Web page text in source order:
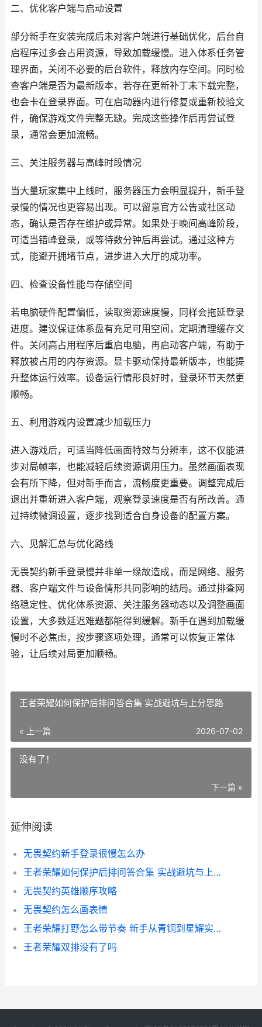
二、优化客户端与启动设置
部分新手在安装完成后未对客户端进行基础优化，后台自
启程序过多会占用资源，导致加载缓慢。进入体系任务管
理界面，关闭不必要的后台软件，释放内存空间。同时检
查客户端是否为最新版本，若存在更新补丁未下载完整，
也会卡在登录界面。可在启动器内进行修复或重新校验文
件，确保游戏文件完整无缺。完成这些操作后再尝试登
录，通常会更加流畅。
三、关注服务器与高峰时段情况
当大量玩家集中上线时，服务器压力会明显提升，新手登
录慢的情况也更容易出现。可以留意官方公告或社区动
态，确认是否存在维护或异常。如果处于晚间高峰阶段，
可适当错峰登录，或等待数分钟后再尝试。通过这种方
式，能避开拥堵节点，进步进入大厅的成功率。
四、检查设备性能与存储空间
若电脑硬件配置偏低，读取资源速度慢，同样会拖延登录
进度。建议保证体系盘有充足可用空间，定期清理缓存文
件。关闭高占用程序后重启电脑，再启动客户端，有助于
释放被占用的内存资源。显卡驱动保持最新版本，也能提
升整体运行效率。设备运行情形良好时，登录环节天然更
顺畅。
五、利用游戏内设置减少加载压力
进入游戏后，可适当降低画面特效与分辨率，这不仅能进
步对局帧率，也能减轻后续资源调用压力。虽然画面表现
会有所下降，但对新手而言，流畅度更重要。调整完成后
退出并重新进入客户端，观察登录速度是否有所改善。通
过持续微调设置，逐步找到适合自身设备的配置方案。
六、见解汇总与优化路线
无畏契约新手登录慢并非单一缘故造成，而是网络、服务
器、客户端文件与设备情形共同影响的结局。通过排查网
络稳定性、优化体系资源、关注服务器动态以及调整画面
设置，大多数延迟难题都能得到缓解。新手在遇到加载缓
慢时不必焦虑，按步骤逐项处理，通常可以恢复正常体
验，让后续对局更加顺畅。
王者荣耀如何保护后排问答合集 实战避坑与上分思路
« 上一篇 2026-07-02
没有了！
下一篇 »
延伸阅读
无畏契约新手登录很慢怎么办
王者荣耀如何保护后排问答合集 实战避坑与上分思路
无畏契约英雄顺序攻略
无畏契约怎么画表情
王者荣耀打野怎么带节奏 新手从青铜到星耀实战教学
王者荣耀双排没有了吗